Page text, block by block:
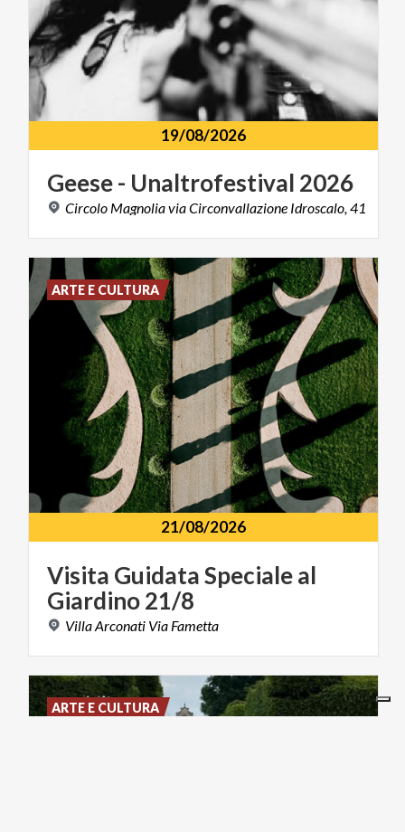
19/08/2026
Geese- Unaltrofestival 2026
Circolo MagnoliaviaCirconvallazione Idroscalo,41
21/08/2026
Visita GuidataSpecialeal
Giardino21/8
VillaArconati Via Fametta
ARTE E CULTURA
ARTE E CULTURA